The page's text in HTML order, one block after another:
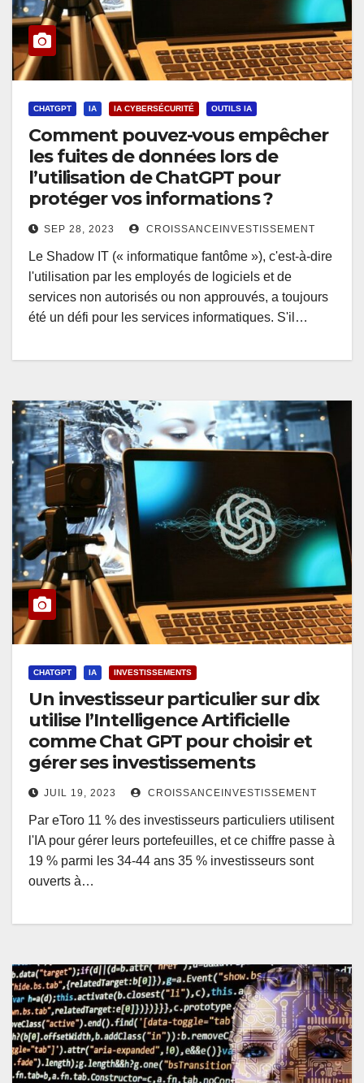
CHATGPT IA IA CYBERSÉCURITÉ OUTILS IA
Comment pouvez-vous empêcher
les fuites de données lors de
l’utilisation de ChatGPT pour
protéger vos informations ?
SEP 28, 2023 CROISSANCEINVESTISSEMENT
Le Shadow IT (« informatique fantôme »), c'est-à-dire
l'utilisation par les employés de logiciels et de
services non autorisés ou non approuvés, a toujours
été un défi pour les services informatiques. S'il…
CHATGPT IA INVESTISSEMENTS
Un investisseur particulier sur dix
utilise l’Intelligence Artificielle
comme Chat GPT pour choisir et
gérer ses investissements
JUIL 19, 2023 CROISSANCEINVESTISSEMENT
Par eToro 11 % des investisseurs particuliers utilisent
l'IA pour gérer leurs portefeuilles, et ce chiffre passe à
19 % parmi les 34-44 ans 35 % investisseurs sont
ouverts à…